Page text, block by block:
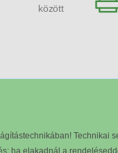
között
Technikai
ha elakadnál a